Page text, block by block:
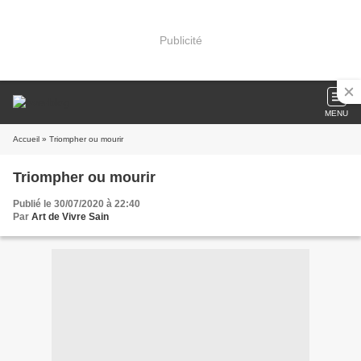
Publicité
MENU
Accueil » Triompher ou mourir
Triompher ou mourir
Publié le 30/07/2020 à 22:40
Par Art de Vivre Sain